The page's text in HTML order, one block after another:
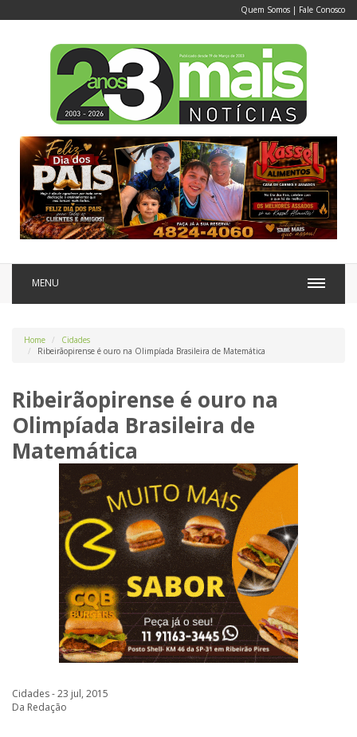
Quem Somos | Fale Conosco
MENU
Home
Cidades
Ribeirãopirense é ouro na Olimpíada Brasileira de Matemática
Ribeirãopirense é ouro na
Olimpíada Brasileira de
Matemática
Cidades - 23 jul, 2015
Da Redação